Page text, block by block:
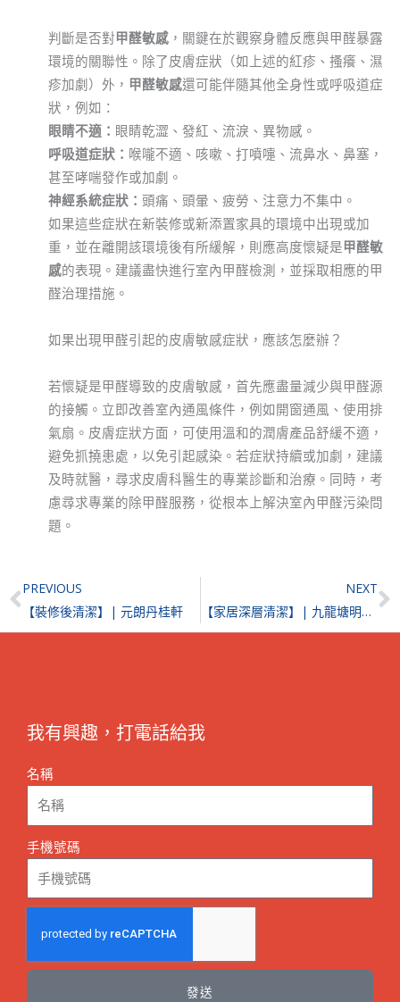
判斷是否對甲醛敏感，關鍵在於觀察身體反應與甲醛暴露
環境的關聯性。除了皮膚症狀（如上述的紅疹、搔癢、濕
疹加劇）外， 甲醛敏感還可能伴隨其他全身性或呼吸道症
狀，例如：
眼睛不適： 眼睛乾澀、發紅、流淚、異物感。
呼吸道症狀： 喉嚨不適、咳嗽、打噴嚏、流鼻水、鼻塞，
甚至哮喘發作或加劇。
神經系統症狀： 頭痛、頭暈、疲勞、注意力不集中。
如果這些症狀在新裝修或新添置家具的環境中出現或加
重，並在離開該環境後有所緩解，則應高度懷疑是甲醛敏
感的表現。建議盡快進行室內甲醛檢測，並採取相應的甲
醛治理措施。
如果出現甲醛引起的皮膚敏感症狀，應該怎麼辦？
若懷疑是甲醛導致的皮膚敏感，首先應盡量減少與甲醛源
的接觸。立即改善室內通風條件，例如開窗通風、使用排
氣扇。皮膚症狀方面，可使用溫和的潤膚產品舒緩不適，
避免抓撓患處，以免引起感染。若症狀持續或加劇，建議
及時就醫，尋求皮膚科醫生的專業診斷和治療。同時，考
慮尋求專業的除甲醛服務，從根本上解決室內甲醛污染問
題。
Prev
PREVIOUS
【裝修後清潔】| 元朗丹桂軒
NEXT
【家居深層清潔】| 九龍塘明麗園
我有興趣，打電話給我
名稱
手機號碼
發送